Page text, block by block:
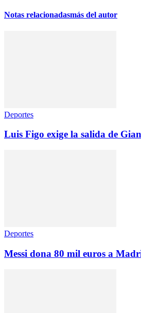
Notas relacionadasmás del autor
Deportes
Luis Figo exige la salida de
Deportes
Messi dona 80 mil euros a